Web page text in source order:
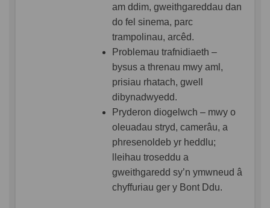
am ddim, gweithgareddau dan
do fel sinema, parc
trampolinau, arcêd.
Problemau trafnidiaeth –
bysus a threnau mwy aml,
prisiau rhatach, gwell
dibynadwyedd.
Pryderon diogelwch – mwy o
oleuadau stryd, camerâu, a
phresenoldeb yr heddlu;
lleihau troseddu a
gweithgaredd sy’n ymwneud â
chyffuriau ger y Bont Ddu.